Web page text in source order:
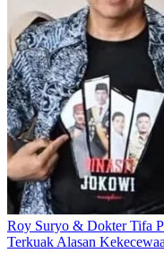
Roy Suryo & Dokter Tifa
Terkuak Alasan